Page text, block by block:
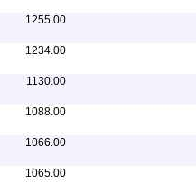
1255.00
1234.00
1130.00
1088.00
1066.00
1065.00